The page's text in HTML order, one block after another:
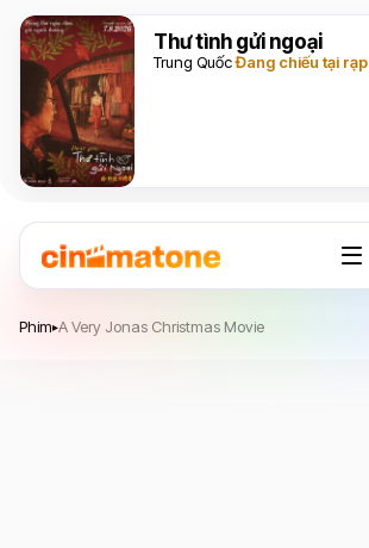
Thư tình gửi ngoại
Trung QuốcĐang chiếu tại rạp
Phim▸A Very Jonas Christmas Movie